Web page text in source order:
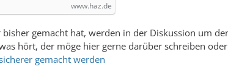
www.haz.de
gemacht hat, werden in der Diskussion um
hört, der möge hier gerne darüber schreiben
gemacht werden